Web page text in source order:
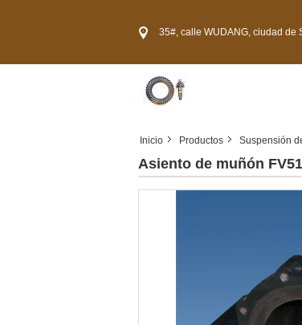
35#, calle WUDANG, ciudad
Inicio Productos Suspensión
Asiento de muñón